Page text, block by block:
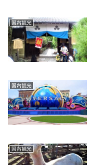
国内観光
国内観光
国内観光